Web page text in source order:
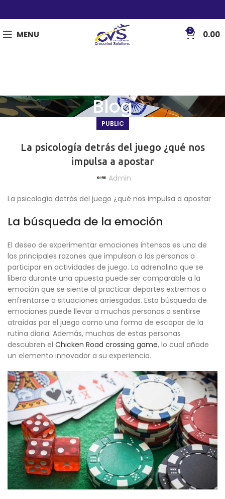
MENU 0 0.00
Blog
PUBLIC
La psicología detrás del juego ¿qué nos
impulsa a apostar
Admin
La psicología detrás del juego ¿qué nos impulsa a apostar
La búsqueda de la emoción
El deseo de experimentar emociones intensas es una de
las principales razones que impulsan a las personas a
participar en actividades de juego. La adrenalina que se
libera durante una apuesta puede ser comparable a la
emoción que se siente al practicar deportes extremos o
enfrentarse a situaciones arriesgadas. Esta búsqueda de
emociones puede llevar a muchas personas a sentirse
atraídas por el juego como una forma de escapar de la
rutina diaria. Además, muchas de estas personas
descubren el Chicken Road crossing game, lo cual añade
un elemento innovador a su experiencia.